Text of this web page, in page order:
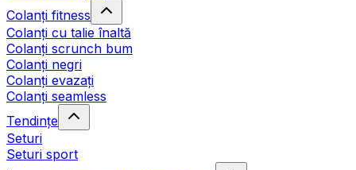
Colanți fitness
Colanți cu talie înaltă
Colanți scrunch bum
Colanți negri
Colanți evazați
Colanți seamless
Tendințe
Seturi
Seturi sport